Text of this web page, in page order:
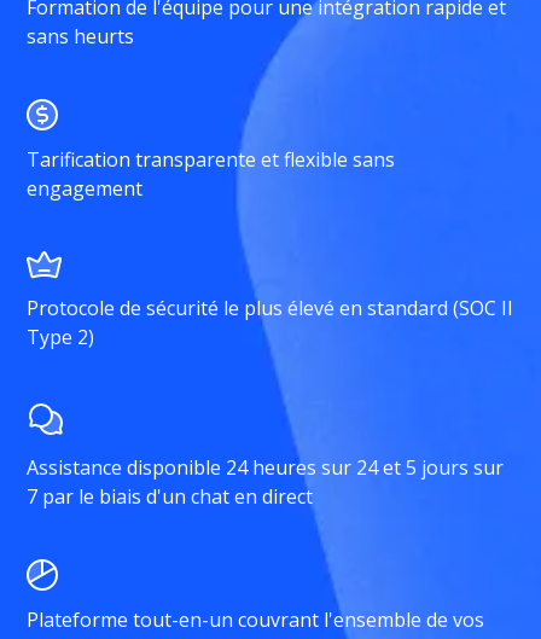
Formation de l'équipe pour une intégration rapide et
sans heurts
Tarification transparente et flexible sans
engagement
Protocole de sécurité le plus élevé en standard (SOC II
Type 2)
Assistance disponible 24 heures sur 24 et 5 jours sur
7 par le biais d'un chat en direct
Plateforme tout-en-un couvrant l'ensemble de vos